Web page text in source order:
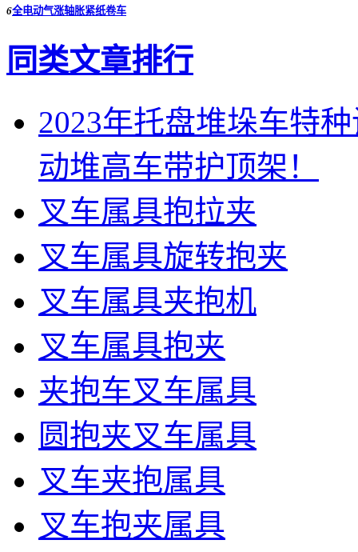
6全电动气涨轴胀紧纸卷车
同类文章排行
2023年托盘堆垛车特
动堆高车带护顶架！
叉车属具抱拉夹
叉车属具旋转抱夹
叉车属具夹抱机
叉车属具抱夹
夹抱车叉车属具
圆抱夹叉车属具
叉车夹抱属具
叉车抱夹属具